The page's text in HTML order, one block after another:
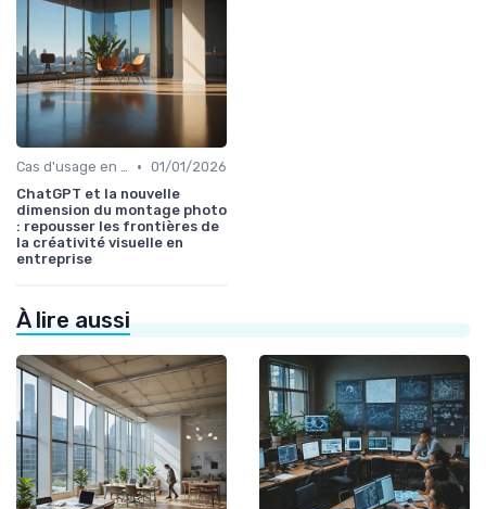
Cas d'usage en entreprise • 01/01/2026
ChatGPT et la nouvelle
dimension du montage photo
: repousser les frontières de
la créativité visuelle en
entreprise
À lire aussi